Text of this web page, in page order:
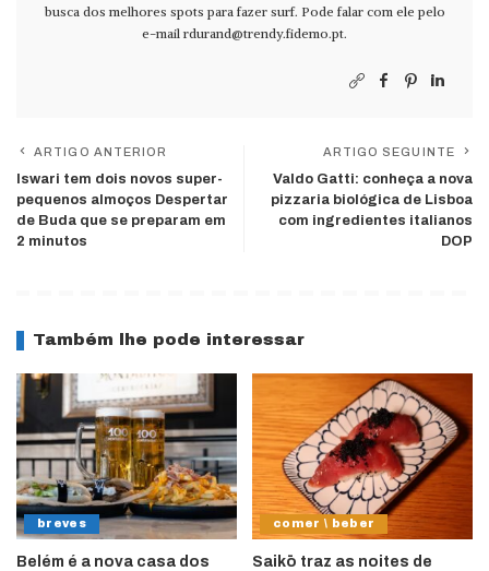
busca dos melhores spots para fazer surf. Pode falar com ele pelo
e-mail rdurand@trendy.fidemo.pt.
ARTIGO ANTERIOR
Iswari tem dois novos super-
pequenos almoços Despertar
de Buda que se preparam em
2 minutos
ARTIGO SEGUINTE
Valdo Gatti: conheça a nova
pizzaria biológica de Lisboa
com ingredientes italianos
DOP
Também lhe pode interessar
breves
Belém é a nova casa dos
comer \ beber
Saikō traz as noites de